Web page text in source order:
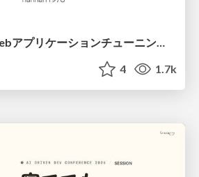
Laravelで学ぶ Webアプリケーションチューニング入門/web_application_tuning_101
4 1.7k